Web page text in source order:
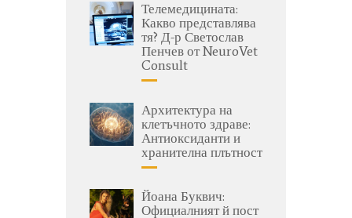
Телемедицината:
Какво представлява
тя? Д-р Светослав
Пенчев от NeuroVet
Consult
Архитектура на
клетъчното здраве:
Антиоксиданти и
хранителна плътност
Йоана Буквич:
Официалният й пост